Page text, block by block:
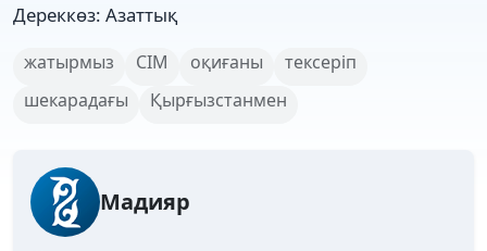
Дереккөз: Азаттық
жатырмыз СІМ оқиғаны
тексеріп
шекарадағы
Қырғызстанмен
Мадияр